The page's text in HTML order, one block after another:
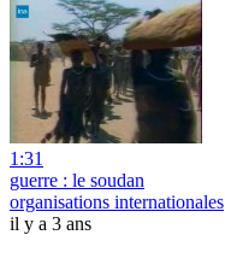
1:31
guerre : le soudan
organisations internationales
il y a 3 ans